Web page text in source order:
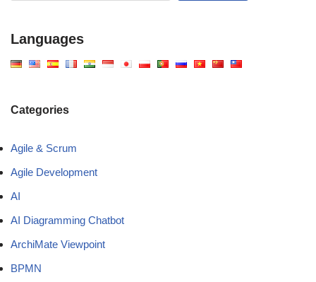
Languages
Categories
Agile & Scrum
Agile Development
AI
AI Diagramming Chatbot
ArchiMate Viewpoint
BPMN